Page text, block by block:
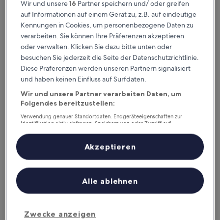
Sterne-
Unterkunft
Kensington, 1,8 km von Bahnhof Timaru entfernt
9.4
von
10,
Außergewöhnlich,
(134
Bewertungen)
9,4/10 Außergewöhnlich (134 Bewertungen)
Der
94 €
94 €
inkl. Steuern & Gebühren
ASURE Avenue Motor Lodge
ASURE Avenue Motor Lodge
Sterne-
Parkside, 1,2 km von Bahnhof Timaru entfernt
ASURE Avenue Motor Lodge
Wir und unsere16 Partner speichern und/ oder greifen
auf Informationen auf einem Gerät zu, z.B. auf eindeutige
Kennungen in Cookies, um personenbezogene Daten zu
verarbeiten. Sie können Ihre Präferenzen akzeptieren
oder verwalten. Klicken Sie dazu bitte unten oder
besuchen Sie jederzeit die Seite der Datenschutzrichtlinie.
Diese Präferenzen werden unseren Partnern signalisiert
und haben keinen Einfluss auf Surfdaten.
Wir und unsere Partner verarbeiten Daten, um
Folgendes bereitzustellen:
Verwendung genauer Standortdaten. Endgeräteeigenschaften zur
Identifikation aktiv abfragen. Speichern von oder Zugriff auf
Inhalte, Messung von Werbeleistung und der Performance von Inhalten,
Zielgruppenforschung sowie Entwicklung und Verbesserung von
Liste der Partner (Lieferanten)
Zwecke anzeigen
Alle ablehnen
Akzeptieren